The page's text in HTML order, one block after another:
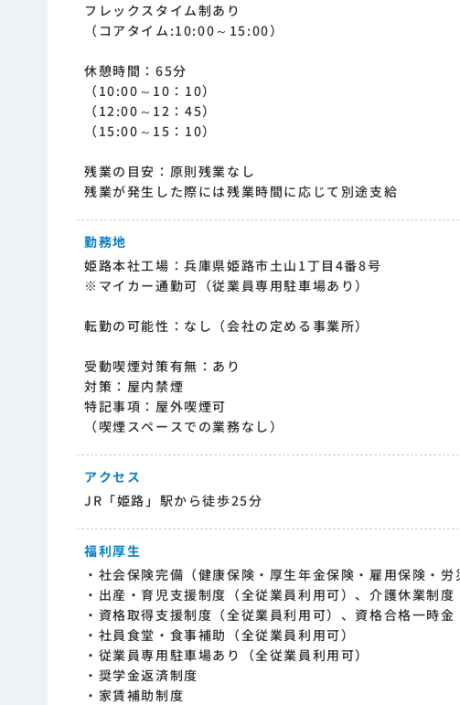
フレックスタイム制あり
（コアタイム:10:00～15:00）
休憩時間：65分
（10:00～10：10）
（12:00～12：45）
（15:00～15：10）
残業の目安：原則残業なし
残業が発生した際には残業時間に応じて別途支給
勤務地
姫路本社工場：兵庫県姫路市土山1丁目4番8号
※マイカー通勤可（従業員専用駐車場あり）
転勤の可能性：なし（会社の定める事業所）
受動喫煙対策有無：あり
対策：屋内禁煙
特記事項：屋外喫煙可
（喫煙スペースでの業務なし）
アクセス
JR「姫路」駅から徒歩25分
福利厚生
・社会保険完備（健康保険・厚生年金保険・雇用保険・労
・出産・育児支援制度（全従業員利用可）、介護休業制度
・資格取得支援制度（全従業員利用可）、資格合格一時金
・社員食堂・食事補助（全従業員利用可）
・従業員専用駐車場あり（全従業員利用可）
・奨学金返済制度
・家賃補助制度